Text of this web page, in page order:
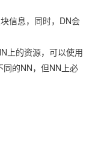
信息，同时，DN会
上的资源，可以使用
的NN，但NN上必